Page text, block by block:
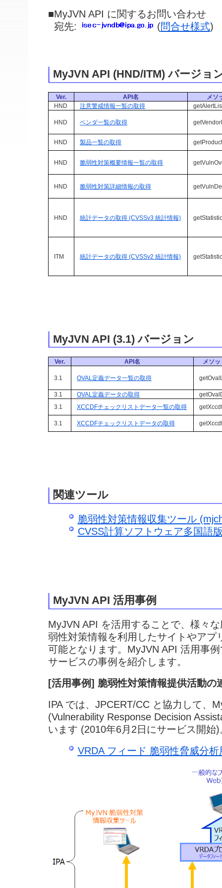
■MyJVN API に関するお問い合わせ
宛先:
(問合せ様式)
MyJVN API (HND/ITM) バージョ
Ver. API名
メソ
HND
注意警戒情報一覧の取得
HND ベンダ一覧の取得
HND 製品一覧の取得
HND 脆弱性対策概要情報一覧の取得
HND 脆弱性対策詳細情報の取得
HND 統計データの取得 (CVSSv3 統計情報)
ITM 統計データの取得 (CVSSv2 統計情報)
MyJVN API (3.1) バージョン
Ver. API名 メソ
3.1 OVAL定義データ一覧の取得
3.1 OVAL定義データの取得
3.1
XCCDFチェックリストデータ一覧の取得
3.1 XCCDFチェックリストデータの取得
関連ツール
脆弱性対策情報収集ツール
CVSS計算ソフトウェア多国語
MyJVN API 活用事例
MyJVN API を活用することで、様々
弱性対策情報を利用したサイトやアプ
可能となります。MyJVN API 活用事
サービスの事例を紹介します。
[活用事例] 脆弱性対策情報提供活動の
IPA では、JPCERT/CC と協力して、
(Vulnerability Response Decision
います (2010年6月2日にサービス開始)
VRDA フィード 脆弱性脅威分